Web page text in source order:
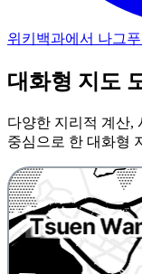
위키백과에서 나그
대화형 지도
다양한 지리적 계산,
중심으로 한 대화형